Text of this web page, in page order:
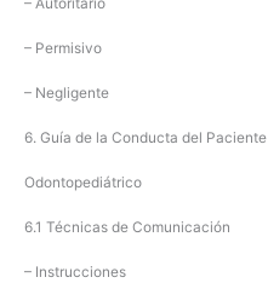
– Autoritario
– Permisivo
– Negligente
6. Guía de la Conducta del Paciente
Odontopediátrico
6.1 Técnicas de Comunicación
– Instrucciones